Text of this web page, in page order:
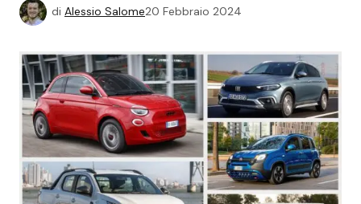
di Alessio Salome20 Febbraio 2024